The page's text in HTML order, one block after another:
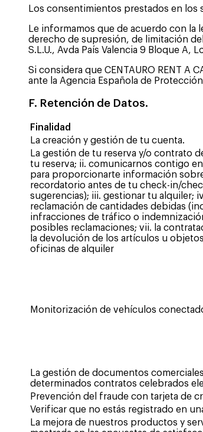
Los consentimientos prestados en
Le informamos que de acuerdo con la
derecho de supresión, de limitación
S.L.U., Avda País Valencia 9 Bloque A,
Si considera que CENTAURO RENT A
ante la Agencia Española de
F. Retención de Datos.
Finalidad
La creación y gestión de tu cuenta.
La gestión de tu reserva y/o contrato
tu reserva; ii. comunicarnos contigo
para proporcionarte información
recordatorio antes de tu check-in/
sugerencias); iii. gestionar tu alquiler;
reclamación de cantidades debidas
infracciones de tráfico o
posibles reclamaciones; vii. la
la devolución de los artículos u
oficinas de alquiler
Monitorización de vehículos
La gestión de documentos
determinados contratos celebrados
Prevención del fraude con tarjeta de
Verificar que no estás registrado en
La mejora de nuestros productos y